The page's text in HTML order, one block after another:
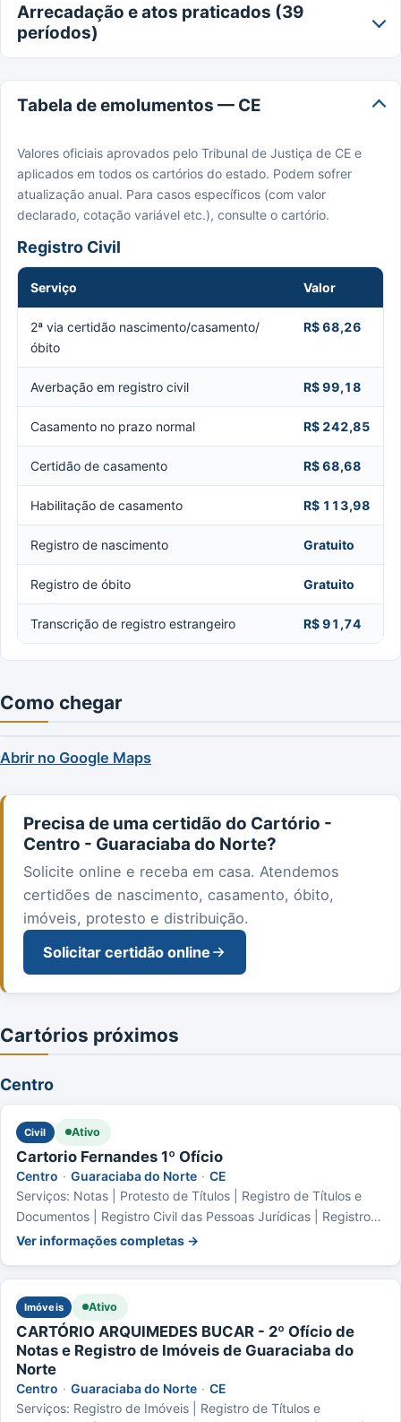
Arrecadação e atos praticados (39
períodos)
Tabela de emolumentos — CE
Valores oficiais aprovados pelo Tribunal de Justiça de CE e
aplicados em todos os cartórios do estado. Podem sofrer
atualização anual. Para casos específicos (com valor
declarado, cotação variável etc.), consulte o cartório.
Registro Civil
Serviço Valor
2ª via certidão nascimento/casamento/
óbito
R$ 68,26
Averbação em registro civil R$ 99,18
Casamento no prazo normal R$ 242,85
Certidão de casamento R$ 68,68
Habilitação de casamento R$ 113,98
Registro de nascimento Gratuito
Registro de óbito Gratuito
Transcrição de registro estrangeiro R$ 91,74
Como chegar
Abrir no Google Maps
Precisa de uma certidão do Cartório -
Centro - Guaraciaba do Norte?
Solicite online e receba em casa. Atendemos
certidões de nascimento, casamento, óbito,
imóveis, protesto e distribuição.
Solicitar certidão online
Cartórios próximos
Centro
Civil Ativo
Cartorio Fernandes 1º Ofício
Centro · Guaraciaba do Norte · CE
Serviços: Notas | Protesto de Títulos | Registro de Títulos e
Documentos | Registro Civil das Pessoas Jurídicas | Registro
Civil das Pessoas Naturais | Registro de Distribuição
Ver informações completas →
Imóveis Ativo
CARTÓRIO ARQUIMEDES BUCAR - 2º Ofício de
Notas e Registro de Imóveis de Guaraciaba do
Norte
Centro · Guaraciaba do Norte · CE
Serviços: Registro de Imóveis | Registro de Títulos e